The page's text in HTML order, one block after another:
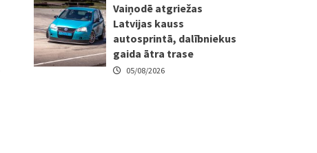
Vaiņodē atgriežas
Latvijas kauss
autosprintā, dalībniekus
gaida ātra trase
05/08/2026